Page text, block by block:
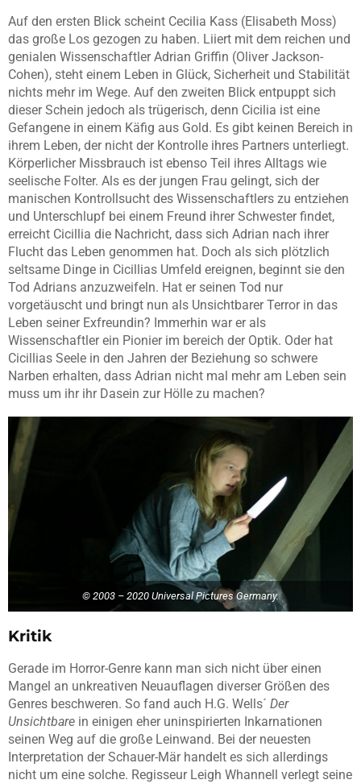
Auf den ersten Blick scheint Cecilia Kass (Elisabeth Moss)
das große Los gezogen zu haben. Liiert mit dem reichen und
genialen Wissenschaftler Adrian Griffin (Oliver Jackson-
Cohen), steht einem Leben in Glück, Sicherheit und Stabilität
nichts mehr im Wege. Auf den zweiten Blick entpuppt sich
dieser Schein jedoch als trügerisch, denn Cicilia ist eine
Gefangene in einem Käfig aus Gold. Es gibt keinen Bereich in
ihrem Leben, der nicht der Kontrolle ihres Partners unterliegt.
Körperlicher Missbrauch ist ebenso Teil ihres Alltags wie
seelische Folter. Als es der jungen Frau gelingt, sich der
manischen Kontrollsucht des Wissenschaftlers zu entziehen
und Unterschlupf bei einem Freund ihrer Schwester findet,
erreicht Cicillia die Nachricht, dass sich Adrian nach ihrer
Flucht das Leben genommen hat. Doch als sich plötzlich
seltsame Dinge in Cicillias Umfeld ereignen, beginnt sie den
Tod Adrians anzuzweifeln. Hat er seinen Tod nur
vorgetäuscht und bringt nun als Unsichtbarer Terror in das
Leben seiner Exfreundin? Immerhin war er als
Wissenschaftler ein Pionier im bereich der Optik. Oder hat
Cicillias Seele in den Jahren der Beziehung so schwere
Narben erhalten, dass Adrian nicht mal mehr am Leben sein
muss um ihr ihr Dasein zur Hölle zu machen?
© 2003 – 2020 Universal Pictures Germany.
Kritik
Gerade im Horror-Genre kann man sich nicht über einen
Mangel an unkreativen Neuauflagen diverser Größen des
Genres beschweren. So fand auch H.G. Wells´ Der
Unsichtbare in einigen eher uninspirierten Inkarnationen
seinen Weg auf die große Leinwand. Bei der neuesten
Interpretation der Schauer-Mär handelt es sich allerdings
nicht um eine solche. Regisseur Leigh Whannell verlegt seine